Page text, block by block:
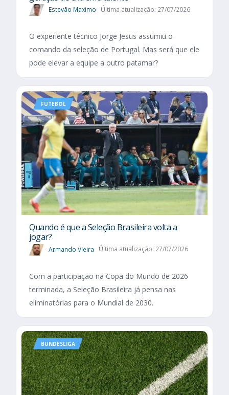
Estevão Maximo Última atualização: 27/07/2026
O experiente técnico Jorge Jesus assumiu o
comando da seleção de Portugal. Mas será que ele
pode elevar a equipe a outro patamar?
FUTEBOL
Quando é que a Seleção Brasileira volta a
jogar?
Armando Vieira Última atualização: 27/07/2026
Com a participação na Copa do Mundo de 2026
terminada, a Seleção Brasileira já pensa nas
eliminatórias para o Mundial de 2030.
BUNDESLIGA